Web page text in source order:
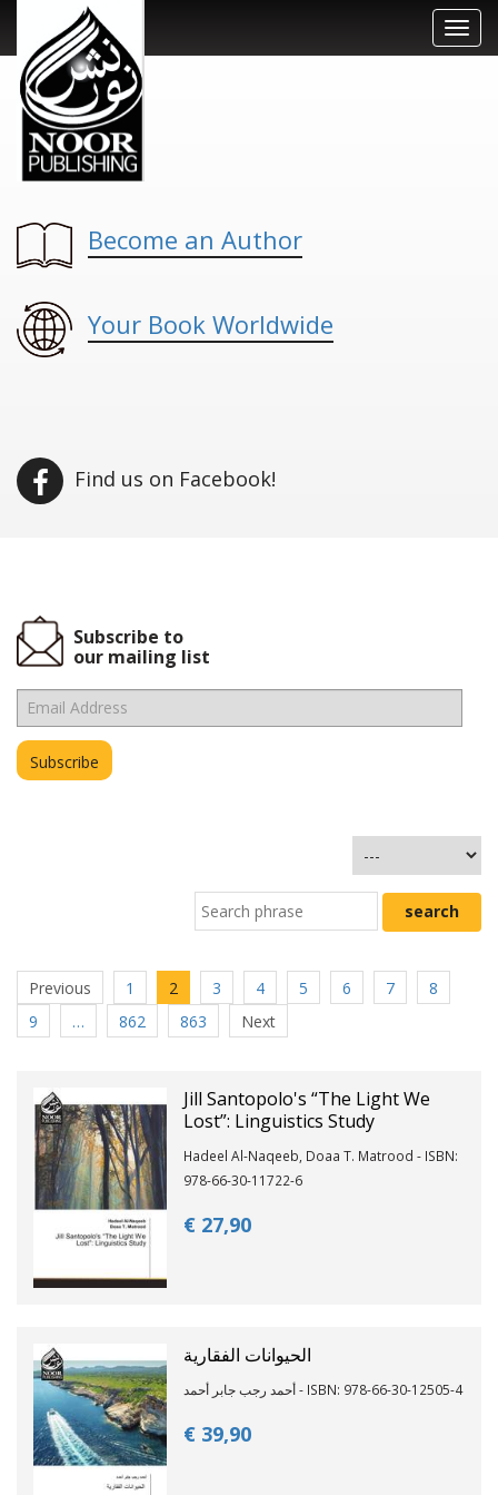
Become an Author
Your Book Worldwide
Find us on Facebook!
Subscribe to
our mailing list
Previous 1 2 3 4 5 6 7
8
9
… 862 863 Next
Jill Santopolo's “The Light We
Lost”: Linguistics Study
Hadeel Al-Naqeeb, Doaa T. Matrood - ISBN:
978-66-30-11722-6
€ 27,90
الحيوانات الفقارية
أحمد رجب جابر أحمد - ISBN: 978-66-30-12505-4
€ 39,90